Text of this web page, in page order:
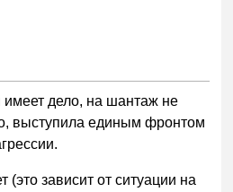
имеет дело, на шантаж не
выступила единым фронтом
(это зависит от ситуации на